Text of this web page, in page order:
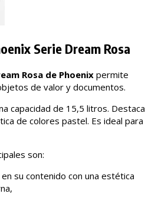
Serie Dream Rosa
Rosa de Phoenixpermite
de valor y documentos.
capacidad de 15,5 litros. Destaca
de colores pastel. Es ideal para
son:
su contenido con una estética